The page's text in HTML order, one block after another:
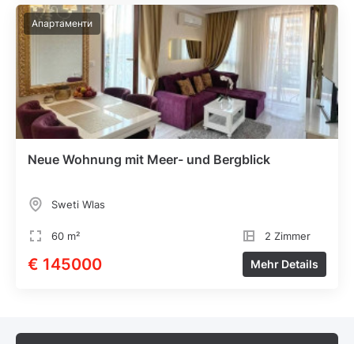
Апартаменти
Neue Wohnung mit Meer- und Bergblick
Sweti Wlas
60 m² 2 Zimmer
€ 145000 Mehr Details